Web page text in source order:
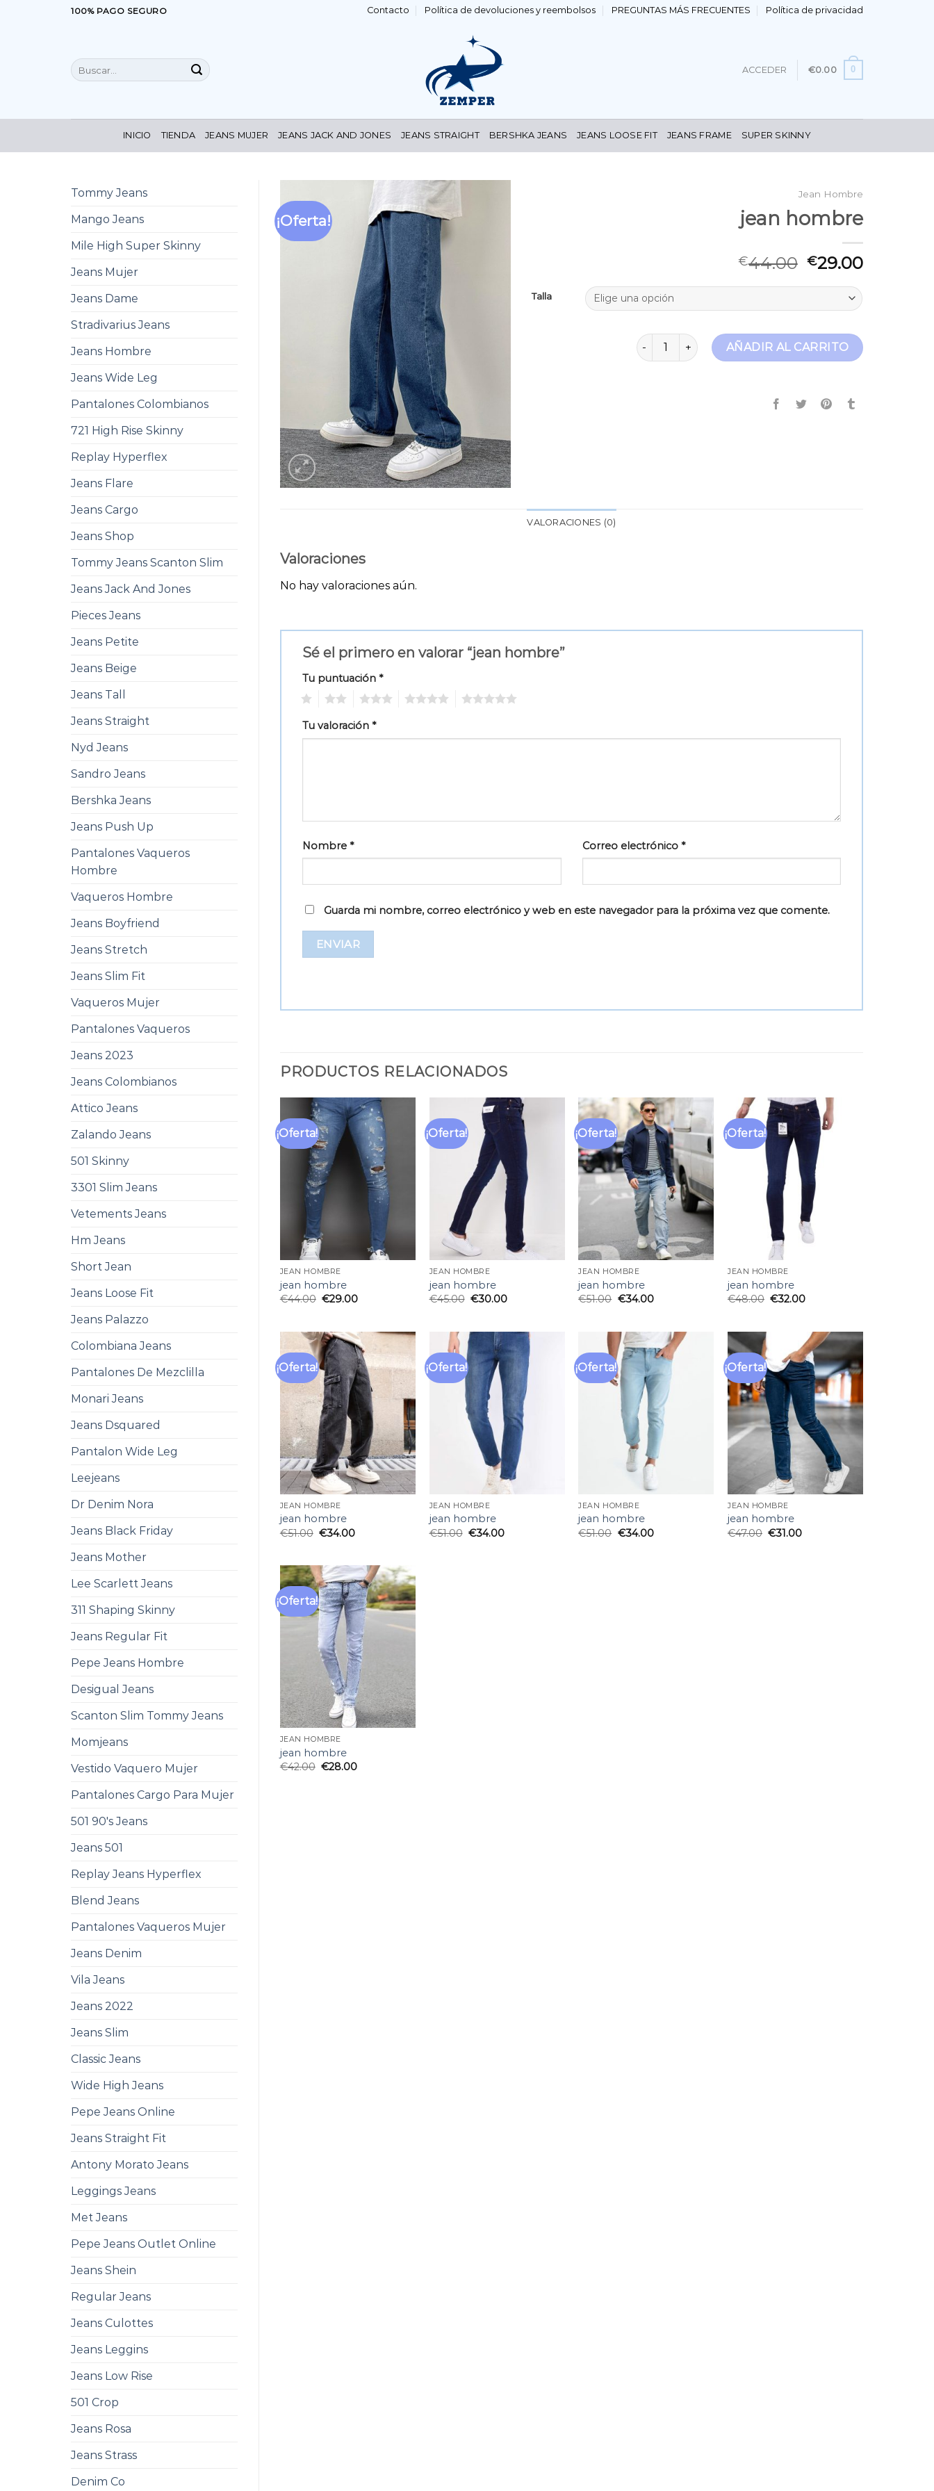
100% PAGO SEGURO Contacto Política de devoluciones y reembolsos PREGUNTAS MÁS FRECUENTES Política de privacidad
Buscar
por:
ACCEDER €0.00 0
INICIO TIENDA JEANS MUJER JEANS JACK AND JONES JEANS STRAIGHT BERSHKA JEANS JEANS LOOSE FIT JEANS FRAME SUPER SKINNY
Tommy Jeans
Mango Jeans
Mile High Super Skinny
Jeans Mujer
Jeans Dame
Stradivarius Jeans
Jeans Hombre
Jeans Wide Leg
Pantalones Colombianos
721 High Rise Skinny
Replay Hyperflex
Jeans Flare
Jeans Cargo
Jeans Shop
Tommy Jeans Scanton Slim
Jeans Jack And Jones
Pieces Jeans
Jeans Petite
Jeans Beige
Jeans Tall
Jeans Straight
Nyd Jeans
Sandro Jeans
Bershka Jeans
Jeans Push Up
Pantalones Vaqueros
Hombre
Vaqueros Hombre
Jeans Boyfriend
Jeans Stretch
Jeans Slim Fit
Vaqueros Mujer
Pantalones Vaqueros
Jeans 2023
Jeans Colombianos
Attico Jeans
Zalando Jeans
501 Skinny
3301 Slim Jeans
Vetements Jeans
Hm Jeans
Short Jean
Jeans Loose Fit
Jeans Palazzo
Colombiana Jeans
Pantalones De Mezclilla
Monari Jeans
Jeans Dsquared
Pantalon Wide Leg
Leejeans
Dr Denim Nora
Jeans Black Friday
Jeans Mother
Lee Scarlett Jeans
311 Shaping Skinny
Jeans Regular Fit
Pepe Jeans Hombre
Desigual Jeans
Scanton Slim Tommy Jeans
Momjeans
Vestido Vaquero Mujer
Pantalones Cargo Para Mujer
501 90's Jeans
Jeans 501
Replay Jeans Hyperflex
Blend Jeans
Pantalones Vaqueros Mujer
Jeans Denim
Vila Jeans
Jeans 2022
Jeans Slim
Classic Jeans
Wide High Jeans
Pepe Jeans Online
Jeans Straight Fit
Antony Morato Jeans
Leggings Jeans
Met Jeans
Pepe Jeans Outlet Online
Jeans Shein
Regular Jeans
Jeans Culottes
Jeans Leggins
Jeans Low Rise
501 Crop
Jeans Rosa
Jeans Strass
Denim Co
¡Oferta!
Jean Hombre
jean hombre
€44.00 €29.00
Talla
jean hombre cantidadAÑADIR AL CARRITO
VALORACIONES (0)
Valoraciones
No hay valoraciones aún.
Sé el primero en valorar “jean hombre”
Tu puntuación *
Tu valoración *
Nombre * Correo electrónico *
Guarda mi nombre, correo electrónico y web en este navegador para la próxima vez que comente.
PRODUCTOS RELACIONADOS
¡Oferta!
Añadir
lista
deseos
JEAN HOMBRE
jean hombre
€44.00 €29.00
¡Oferta!
deseos
JEAN HOMBRE
jean hombre
€45.00 €30.00
¡Oferta!
Añadir
a la
lista
deseos
JEAN HOMBRE
jean hombre
€51.00 €34.00
¡Oferta!
JEAN HOMBRE
jean hombre
€48.00 €32.00
¡Oferta!
Añadir
de
deseos
JEAN HOMBRE
jean hombre
€51.00 €34.00
¡Oferta!
Añadir
JEAN HOMBRE
jean hombre
€51.00 €34.00
¡Oferta!
JEAN HOMBRE
jean hombre
€51.00 €34.00
¡Oferta!
Añadir
a la
lista
de
deseos
JEAN HOMBRE
jean hombre
€47.00 €31.00
¡Oferta!
Añadir
a la
lista
JEAN HOMBRE
jean hombre
€42.00 €28.00